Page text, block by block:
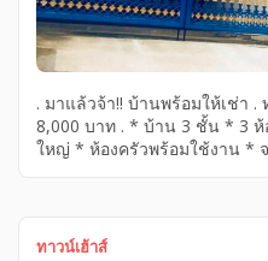
. มาแล้วจ้า!! บ้านพร้อมให้เช่า .
8,000 บาท . * บ้าน 3 ชั้น * 3
ใหญ่ * ห้องครัวพร้อมใช้งาน *
หรือ 081-821-8151 . […]
ทาวน์เฮ้าส์